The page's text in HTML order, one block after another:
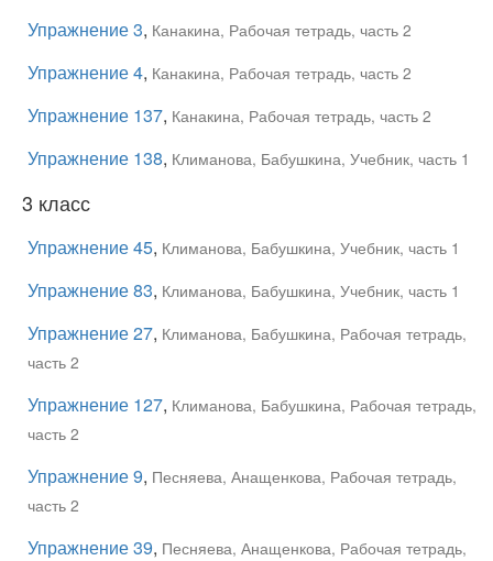
Упражнение 3, Канакина, Рабочая тетрадь, часть 2
Упражнение 4, Канакина, Рабочая тетрадь, часть 2
Упражнение 137, Канакина, Рабочая тетрадь, часть 2
Упражнение 138, Климанова, Бабушкина, Учебник, часть 1
3 класс
Упражнение 45, Климанова, Бабушкина, Учебник, часть 1
Упражнение 83, Климанова, Бабушкина, Учебник, часть 1
Упражнение 27, Климанова, Бабушкина, Рабочая тетрадь,
часть 2
Упражнение 127, Климанова, Бабушкина, Рабочая тетрадь,
часть 2
Упражнение 9, Песняева, Анащенкова, Рабочая тетрадь,
часть 2
Упражнение 39, Песняева, Анащенкова, Рабочая тетрадь,